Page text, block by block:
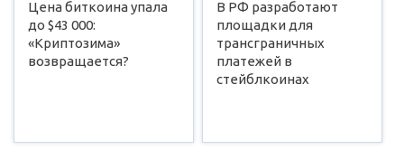
Цена биткоина упала
до $43 000:
«Криптозима»
возвращается?
В РФ разработают
площадки для
трансграничных
платежей в
стейблкоинах